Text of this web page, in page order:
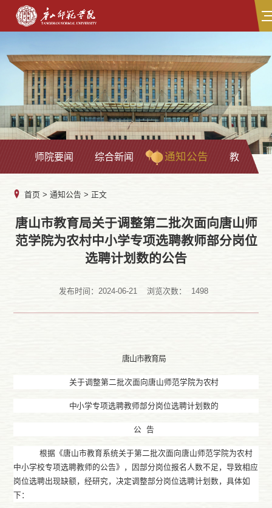
师院要闻 综合新闻 通知公告 教学科研
首页 > 通知公告 > 正文
唐山市教育局关于调整第二批次面向唐山师
范学院为农村中小学专项选聘教师部分岗位
选聘计划数的公告
发布时间：2024-06-21 浏览次数： 1498
唐山市教育局
关于调整第二批次面向唐山师范学院为农村
中小学专项选聘教师部分岗位选聘计划数的
公 告
根据《唐山市教育系统关于第二批次面向唐山师范学院为农村
中小学校专项选聘教师的公告》，因部分岗位报名人数不足，导致相应
岗位选聘出现缺额，经研究，决定调整部分岗位选聘计划数 ，具体如
下：